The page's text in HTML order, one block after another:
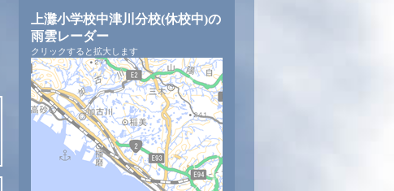
上灘小学校中津川分校(休校中)の
雨雲レーダー
クリックすると拡大します